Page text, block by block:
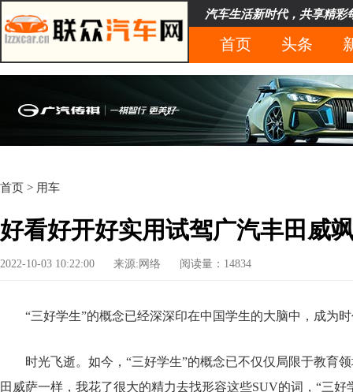
汽车生活新时代，共享精彩
首页 头条
首页 > 用车
好看好开好实用试驾广汽丰田威
2022-10-03 10:22:00 来源:网络 阅读量：14834
“三好学生”的概念已经深深印在中国学生的大脑中，成为
时光飞逝。如今，“三好学生”的概念已不仅仅局限于教育
田威萨一样，我花了很大的精力去找形容这些SUV的词，“三好